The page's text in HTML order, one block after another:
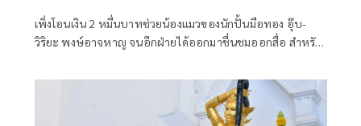
เพิ่งโอนเงิน 2 หมื่นบาทช่วยน้องแมวของนักปั้นมือทอง อุ๊บ-
วิริยะ พงษ์อาจหาญ จนอีกฝ่ายได้ออกมาชื่นชมออกสื่อ สำหรับ
แถมก่อนหน้านี้เมื่อช่วงต้นปีที่ผ่านมา อุ๊บ วิริยะ ได้มีการโพสต์
ข้อความหากตัวเองเป็นอะไรไป อยากฝากฝั่งให้อั้มมารับช่วง
ดูแลแมวกว่า 50 ชีวิตต่อ ซึ่งในงาน A Fair x Unity of Pride at